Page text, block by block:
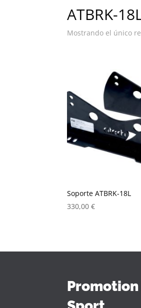
ATBRK-
Mostrando el único
Soporte ATBRK-18L
330,00€